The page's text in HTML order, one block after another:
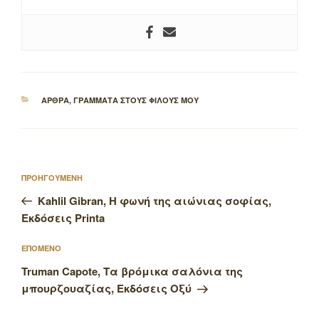
ΚΑΤΗΓΟΡΙΕΣ
ΑΡΘΡΑ, ΓΡΑΜΜΑΤΑ ΣΤΟΥΣ ΦΙΛΟΥΣ ΜΟΥ
άρθρων
Προηγούμενο
άρθρο
ΠΡΟΗΓΟΥΜΕΝΗ
Kahlil Gibran, Η φωνή της αιώνιας σοφίας,
Εκδόσεις Printa
Επόμενο
άρθρο
ΕΠΟΜΕΝΟ
Truman Capote, Τα βρόμικα σαλόνια της
μπουρζουαζίας, Εκδόσεις Οξύ